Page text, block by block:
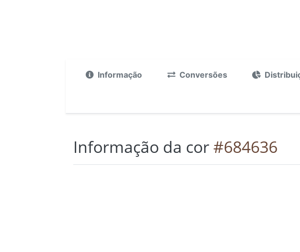
Informação Conversões
Informação da cor#684636